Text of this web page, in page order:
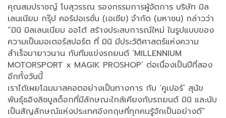
คุณสมปราชญ์ โบสุวรรณ รองกรรมการผู้จัดการ บริษัท มิล
เลนเนียม กรุ๊ป คอร์ปอเรชั่น (เอเชีย) จำกัด (มหาชน) กล่าวว่า
“มินิ มิลเลนเนียม ออโต้ สร้างประสบการณ์ใหม่ ในรูปแบบของ
ความเป็นมอเตอร์สปอร์ต ที่ มินิ มีประวัติศาสตร์แห่งความ
สำเร็จมายาวนาน กับทีมแข่งรถยนต์ ‘MILLENNIUM
MOTORSPORT x MAGIK PROSHOP’ ต่อเนื่องเป็นปีที่สอง
อีกทั้งวันนี้
เราได้เผยโฉมมาสคอตอย่างเป็นทางการ กับ ‘คูเปอร์’ สุนัข
พันธุ์ธอิงลิชบูลด็อกที่มีลักษณะใกล้เคียงกับรถยนต์ มินิ และนับ
เป็นสัญลักษณ์แห่งประเทศอังกฤษที่ทุกคนรู้จักเป็นอย่างดี”